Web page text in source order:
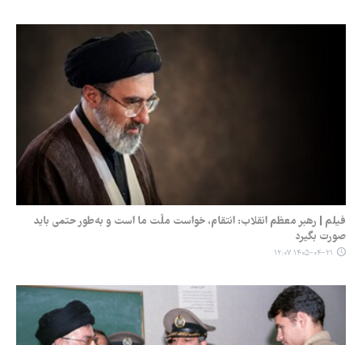
فیلم | رهبر معظم انقلاب: انتقام، خواست ملّت ما است و به‌طور حتمی باید
صورت بگیرد
۱۴۰۵-۰۴-۲۱ ۱۲:۰۷